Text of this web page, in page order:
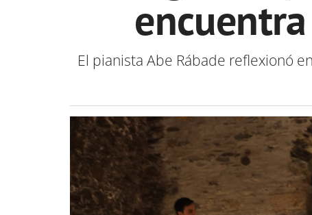
El pianista Abe Rábade reflexionó